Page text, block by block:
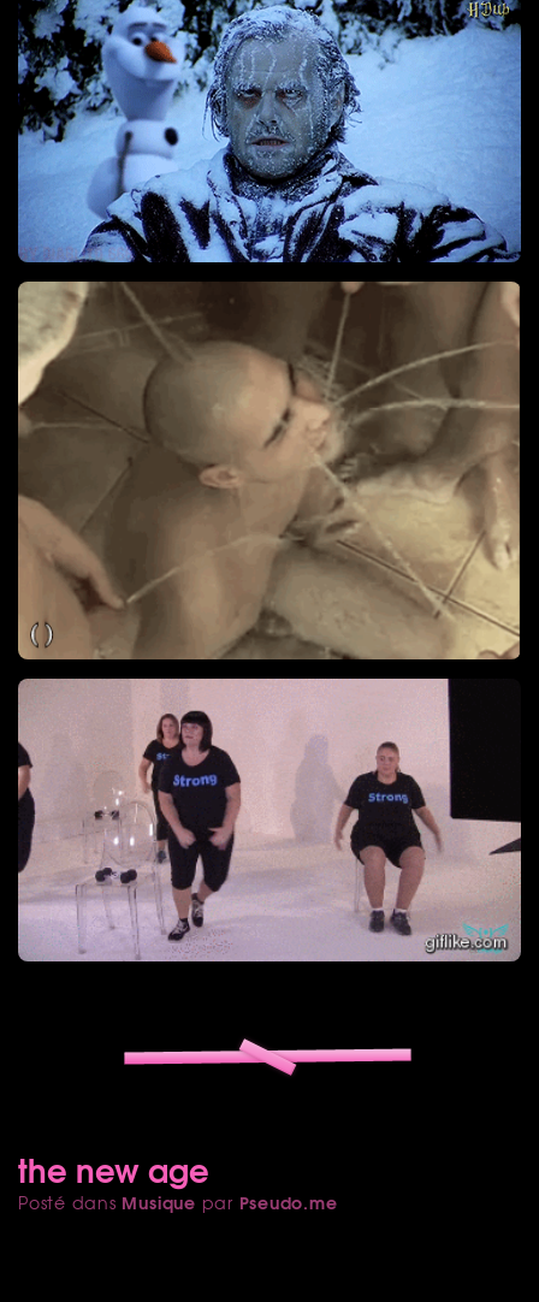
the new age
Posté dans Musique par Pseudo.me